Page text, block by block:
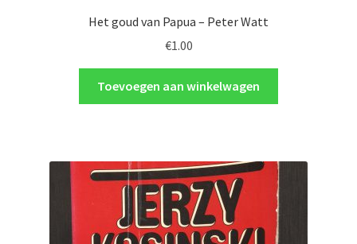
Het goud van Papua – Peter Watt
€1.00
Toevoegen aan winkelwagen